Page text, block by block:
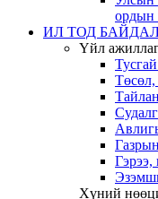
ордын
ИЛ ТОД
Үйл
Төсөл,
Гэрээ,
Хүний